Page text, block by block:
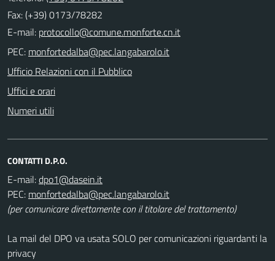
Fax: (+39) 0173/78282
E-mail:
PEC:
Ufficio Relazioni con il Pubblico
Uffici e orari
Numeri utili
CONTATTI D.P.O.
E-mail:
PEC:
(per comunicare direttamente con il titolare del trattamento)
La mail del DPO va usata SOLO per comunicazioni riguardanti la
privacy